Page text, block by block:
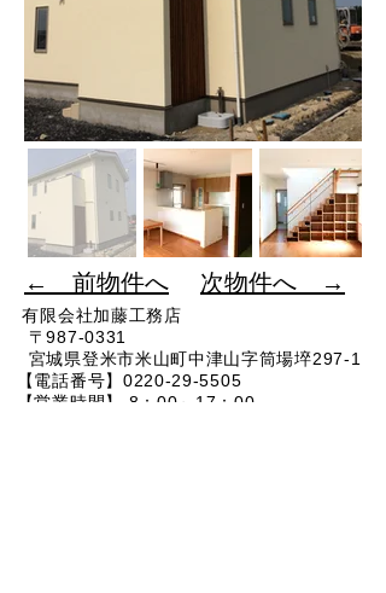
​← 前物件へ ​次物件へ →
有限会社加藤工務店
〒987-0331​
宮城県登米市米山町中津山字筒場埣297-1
【電話番号】0220-29-5505
【営業時間】 8：00～17：00